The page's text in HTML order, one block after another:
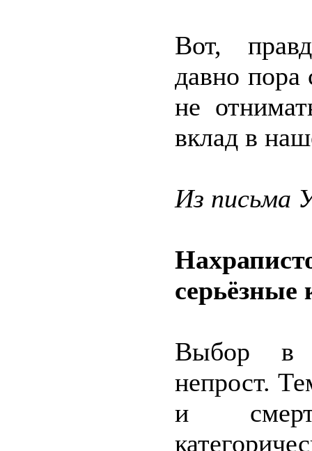
Вот,
давно пора
не
вклад в
Из письма
серьёзные
Выбор в
непрост.
и